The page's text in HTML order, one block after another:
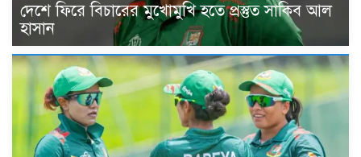
দেশে ফিরে বিচারের মুখোমুখি হতে প্রস্তুত সাকিব আল
হাসান